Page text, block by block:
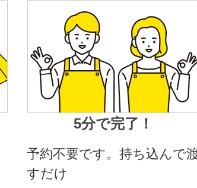
5分で完了！
予約不要です。持ち込んで
すだけ